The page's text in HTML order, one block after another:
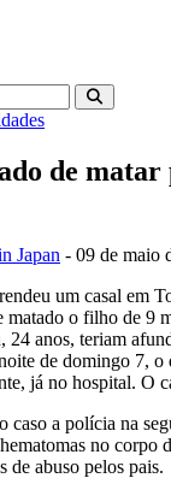
de
Japan - 09 de maio
um casal em
matado o filho de 9
24 anos, teriam
de domingo 7, o
já no hospital. O
caso a polícia na
no corpo
de abuso pelos pais.